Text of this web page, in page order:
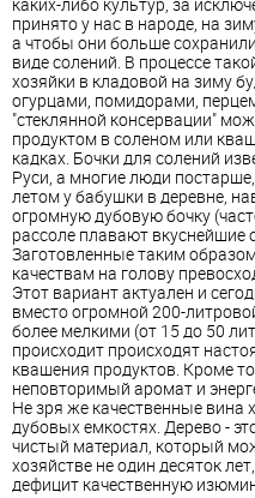
каких-либо культур, за
принято у нас в народе, на
а чтобы они больше
виде солений. В процессе
хозяйки в кладовой на зиму
огурцами, помидорами,
"стеклянной консервации"
продуктом в соленом или
кадках. Бочки для солений
Руси, а многие люди
летом у бабушки в деревне,
огромную дубовую бочку
рассоле плавают вкуснейшие
Заготовленные таким
качествам на голову
Этот вариант актуален и
вместо огромной 200-
более мелкими (от 15 до 50
происходит происходят
квашения продуктов. Кроме
неповторимый аромат и
Не зря же качественные вина
дубовых емкостях. Дерево -
чистый материал, который
хозяйстве не один десяток
дефицит качественную